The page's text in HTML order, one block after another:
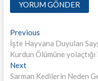
Yazı
dolaşımı
PreviousPrevious
post:
İşte Hayvana Duyulan
Kurdun Ölümüne
NextNext
post:
Sarman Kedilerin Neden